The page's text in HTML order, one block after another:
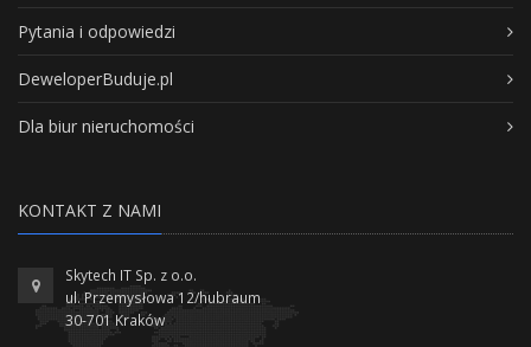
Pytania i odpowiedzi
DeweloperBuduje.pl
Dla biur nieruchomości
KONTAKT Z NAMI
Skytech IT Sp. z o.o.
ul. Przemysłowa 12/hubraum
30-701 Kraków